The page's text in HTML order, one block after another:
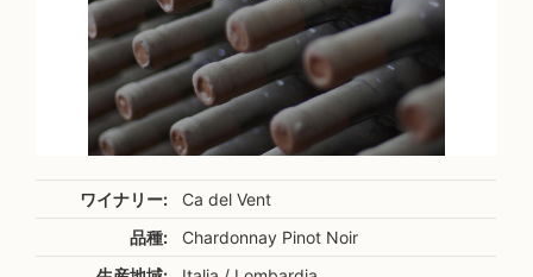
ワイナリー:
Ca del Vent
品種:
Chardonnay Pinot Noir